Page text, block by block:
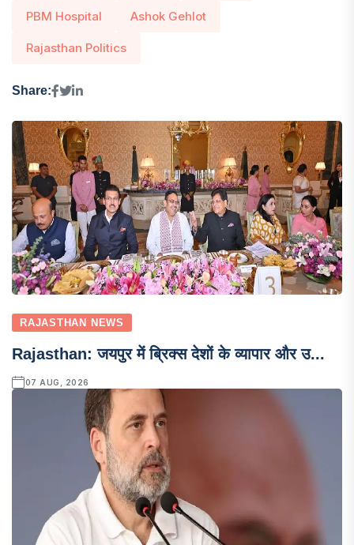
PBM Hospital Ashok Gehlot
Rajasthan Politics
Share:
RAJASTHAN NEWS
Rajasthan: जयपुर में ब्रिक्स देशों के व्यापार और उ...
07 AUG, 2026